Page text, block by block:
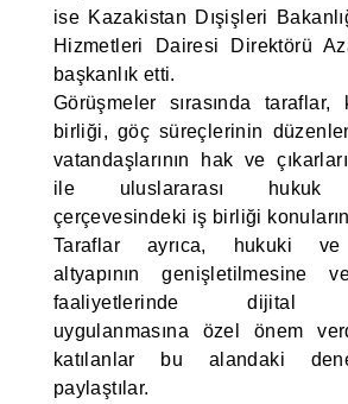
ise Kazakistan Dışişleri
Hizmetleri Dairesi Direktörü
başkanlık etti.
Görüşmeler sırasında
birliği, göç süreçlerinin
vatandaşlarının hak ve
ile uluslararası hukuk
çerçevesindeki iş birliği
Taraflar ayrıca, hukuki ve
altyapının genişletilmesine
faaliyetlerinde dijital
uygulanmasına özel önem
katılanlar bu alandaki
paylaştılar.